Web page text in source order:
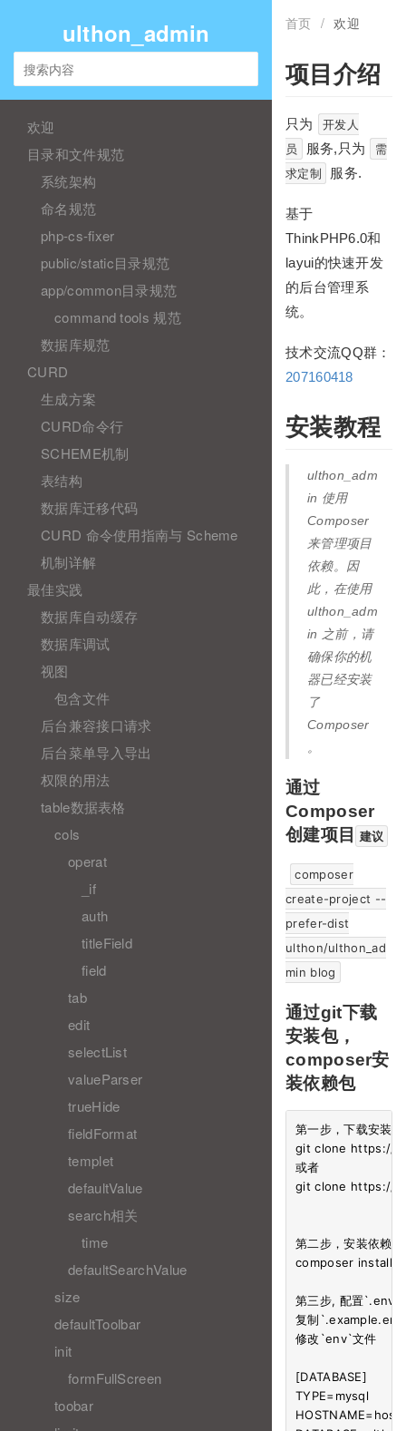
ulthon_admin
欢迎
目录和文件规范
系统架构
命名规范
php-cs-fixer
public/static目录规范
app/common目录规范
command tools 规范
数据库规范
CURD
生成方案
CURD命令行
SCHEME机制
表结构
数据库迁移代码
CURD 命令使用指南与 Scheme
机制详解
最佳实践
数据库自动缓存
数据库调试
视图
包含文件
后台兼容接口请求
后台菜单导入导出
权限的用法
table数据表格
cols
operat
_if
auth
titleField
field
tab
edit
selectList
valueParser
trueHide
fieldFormat
templet
defaultValue
search相关
time
defaultSearchValue
size
defaultToolbar
init
formFullScreen
toobar
首页 / 欢迎
项目介绍
只为
开发人
员
服务,只为
需
求定制
服务.
基于
ThinkPHP6.0和
layui的快速开发
的后台管理系
统。
技术交流QQ群：
207160418
安装教程
ulthon_adm
in 使用
Composer
来管理项目
依赖。因
此，在使用
ulthon_adm
in 之前，请
确保你的机
器已经安装
了
Composer
。
通过
Composer
创建项目
建议
composer
create-project --
prefer-dist
ulthon/ulthon_ad
min blog
通过git下载
安装包，
composer安
装依赖包
第一步，下载安装包
git clone https://
或者
git clone https://
第二步，安装依赖包
composer install
第三步, 配置`.env`
复制
修改`env`文件
[DATABASE]
TYPE=mysql